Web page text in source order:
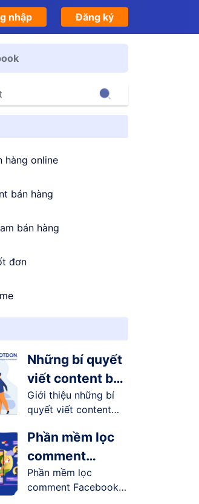
nhập Đăng ký
Search
hàng online
bán hàng
bán hàng
đơn
Những bí quyết
viết content bán
hàng online trên
Facebook
Giới thiệu những bí
quyết viết content
Phần mềm lọc
comment
Facebook tự
động hot nhất
Phần mềm lọc
comment Facebook